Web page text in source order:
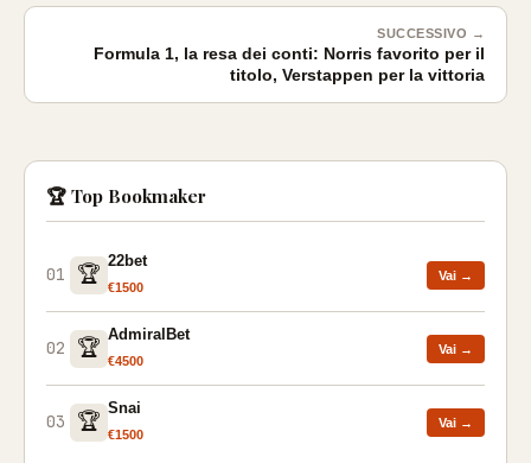
SUCCESSIVO →
Formula 1, la resa dei conti: Norris favorito per il
titolo, Verstappen per la vittoria
🏆 Top Bookmaker
01 🏆
22bet
€1500
Vai →
02 🏆
AdmiralBet
€4500
Vai →
03 🏆
Snai
€1500
Vai →